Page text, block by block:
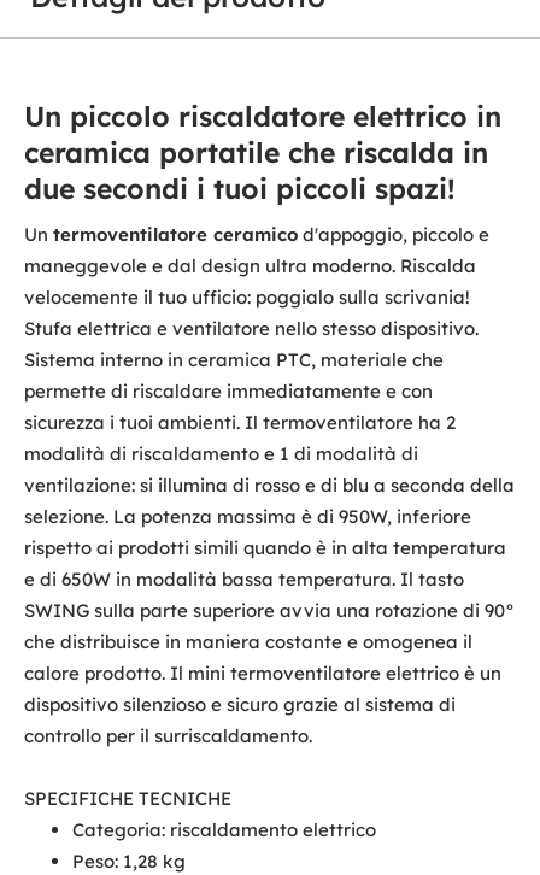
Un piccolo riscaldatore elettrico in
ceramica portatile che riscalda in
due secondi i tuoi piccoli spazi!
Un termoventilatore ceramico d'appoggio, piccolo e
maneggevole e dal design ultra moderno. Riscalda
velocemente il tuo ufficio: poggialo sulla scrivania!
Stufa elettrica e ventilatore nello stesso dispositivo.
Sistema interno in ceramica PTC, materiale che
permette di riscaldare immediatamente e con
sicurezza i tuoi ambienti. Il termoventilatore ha 2
modalità di riscaldamento e 1 di modalità di
ventilazione: si illumina di rosso e di blu a seconda della
selezione. La potenza massima è di 950W, inferiore
rispetto ai prodotti simili quando è in alta temperatura
e di 650W in modalità bassa temperatura. Il tasto
SWING sulla parte superiore avvia una rotazione di 90°
che distribuisce in maniera costante e omogenea il
calore prodotto. Il mini termoventilatore elettrico è un
dispositivo silenzioso e sicuro grazie al sistema di
controllo per il surriscaldamento.
SPECIFICHE TECNICHE
Categoria: riscaldamento elettrico
Peso: 1,28 kg